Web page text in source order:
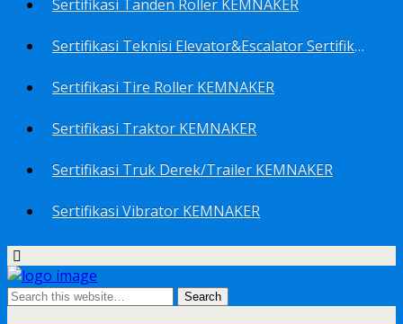
Sertifikasi Tanden Roller KEMNAKER
Sertifikasi Teknisi Elevator&Escalator Sertifikat Kemenaker KEMNAKER
Sertifikasi Tire Roller KEMNAKER
Sertifikasi Traktor KEMNAKER
Sertifikasi Truk Derek/Trailer KEMNAKER
Sertifikasi Vibrator KEMNAKER